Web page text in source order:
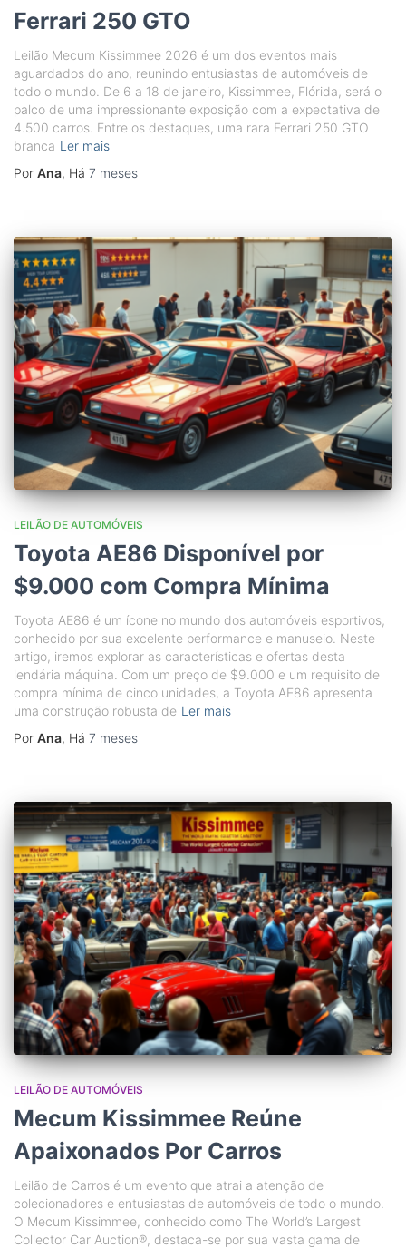
Ferrari 250 GTO
Leilão Mecum Kissimmee 2026 é um dos eventos mais
aguardados do ano, reunindo entusiastas de automóveis de
todo o mundo. De 6 a 18 de janeiro, Kissimmee, Flórida, será o
palco de uma impressionante exposição com a expectativa de
4.500 carros. Entre os destaques, uma rara Ferrari 250 GTO
branca Ler mais
Por Ana, Há 7 meses
LEILÃO DE AUTOMÓVEIS
Toyota AE86 Disponível por
$9.000 com Compra Mínima
Toyota AE86 é um ícone no mundo dos automóveis esportivos,
conhecido por sua excelente performance e manuseio. Neste
artigo, iremos explorar as características e ofertas desta
lendária máquina. Com um preço de $9.000 e um requisito de
compra mínima de cinco unidades, a Toyota AE86 apresenta
uma construção robusta de Ler mais
Por Ana, Há 7 meses
LEILÃO DE AUTOMÓVEIS
Mecum Kissimmee Reúne
Apaixonados Por Carros
Leilão de Carros é um evento que atrai a atenção de
colecionadores e entusiastas de automóveis de todo o mundo.
O Mecum Kissimmee, conhecido como The World’s Largest
Collector Car Auction®, destaca-se por sua vasta gama de